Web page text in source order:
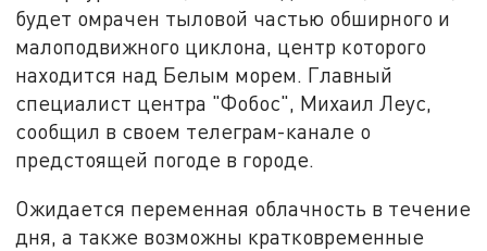
будет омрачен тыловой частью обширного и
малоподвижного циклона, центр которого
находится над Белым морем. Главный
специалист центра "Фобос", Михаил Леус,
сообщил в своем телеграм-канале о
предстоящей погоде в городе.
Ожидается переменная облачность в течение
дня, а также возможны кратковременные